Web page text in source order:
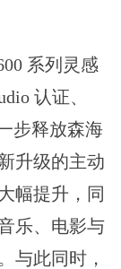
系列灵感
认证、
步释放森海
升级的主动
幅提升，同
乐、电影与
与此同时，